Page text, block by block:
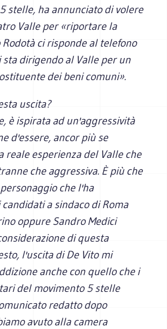
stelle, ha annunciato di volere
Valle per «riportare la
ci risponde al telefono
dirigendo al Valle per un
dei beni comuni».
uscita?
è ispirata ad un'aggressività
d'essere, ancor più se
reale esperienza del Valle che
che aggressiva. È più che
che l'ha
a sindaco di Roma
oppure Sandro Medici
di questa
l'uscita di De Vito mi
anche con quello che i
del movimento 5 stelle
redatto dopo
avuto alla camera